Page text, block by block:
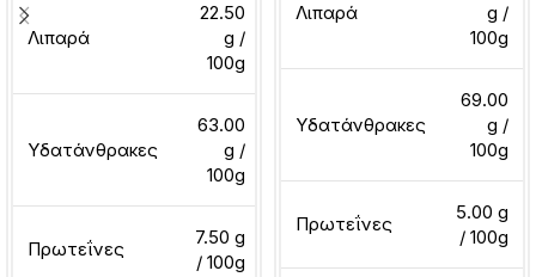
Λιπαρά
22.50
g /
100g
Υδατάνθρακες
63.00
g /
100g
Πρωτεΐνες
7.50 g
/ 100g
Λιπαρά
g /
100g
Υδατάνθρακες
69.00
g /
100g
Πρωτεΐνες
5.00 g
/ 100g